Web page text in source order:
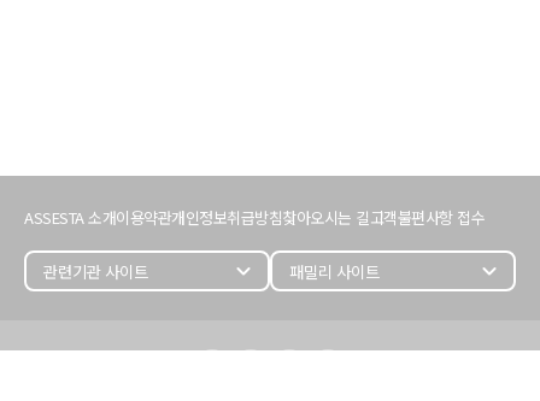
서
ASSESTA 소개이용약관개인정보취급방침찾아오시는 길고객불편사항 접수
expand_more
expand_more
세